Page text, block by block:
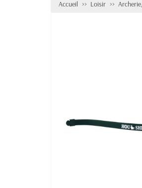
Accueil Loisir